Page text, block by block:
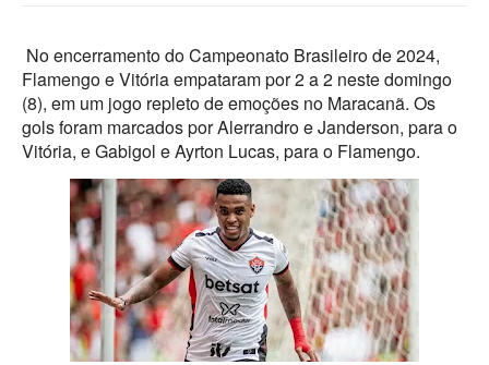
No encerramento do Campeonato Brasileiro de 2024,
Flamengo e Vitória empataram por 2 a 2 neste domingo
(8), em um jogo repleto de emoções no Maracanã. Os
gols foram marcados por Alerrandro e Janderson, para o
Vitória, e Gabigol e Ayrton Lucas, para o Flamengo.